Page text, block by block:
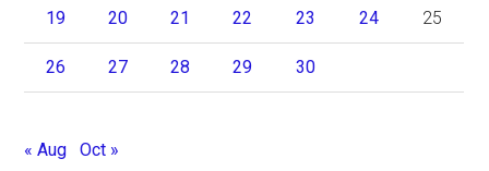
19 20 21 22 23 24 25
26 27 28 29 30
« Aug Oct »